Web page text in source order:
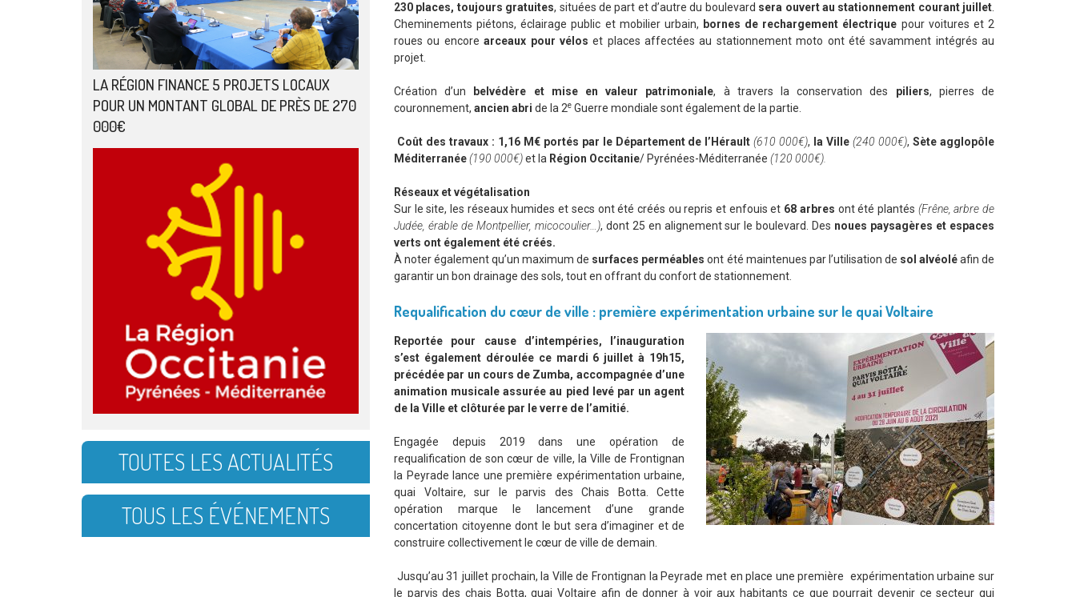
230 places, toujours gratuites, situées de part et d’autre du boulevard sera ouvert au stationnement courant juillet
Cheminements piétons, éclairage public et mobilier urbain, bornes de rechargement électrique pour voitures et 2
roues ou encorearceaux pour vélos et places affectées au stationnement moto ont été savamment intégrés au
projet.
Création d’un belvédère et mise en valeur patrimoniale, à travers la conservation des piliers, pierres de
couronnement, ancien abri de la 2e Guerre mondiale sont également de la partie.
Coût des travaux : 1,16 M€ portés par le Département de l’Hérault (610 000€), la Ville(240 000€),Sète agglopôle
Méditerranée(190 000€)et la Région Occitanie/ Pyrénées-Méditerranée (120 000€).
Réseaux et végétalisation
Sur le site, les réseaux humides et secs ont été créés ou repris et enfouis et 68 arbres ont été plantés (Frêne, arbre de
Judée, érable de Montpellier, micocoulier…), dont 25 en alignement sur le boulevard. Des noues paysagères et espaces
verts ont également été créés.
À noter également qu’un maximum de surfaces perméables ont été maintenues par l’utilisation de sol alvéoléafin de
garantir un bon drainage des sols, tout en offrant du confort de stationnement.
Requalification du cœur de ville : première expérimentation urbaine sur le quai Voltaire
Reportée pour cause d’intempéries, l’inauguration
s’est également déroulée ce mardi 6 juillet à 19h15,
précédée par un cours de Zumba, accompagnée d’une
animation musicale assurée au pied levé par un agent
de la Ville et clôturée par le verre de l’amitié.
Engagée depuis 2019 dans une opération de
requalification de son cœur de ville, la Ville de Frontignan
la Peyrade lance une première expérimentation urbaine,
quai Voltaire, sur le parvis des Chais Botta. Cette
opération marque le lancement d’une grande
concertation citoyenne dont le but sera d’imaginer et de
construire collectivement le cœur de ville de demain.
Jusqu’au 31 juillet prochain, la Ville de Frontignan la Peyrade met en place une première expérimentation urbaine sur
le parvis des chais Botta, quai Voltaire afin de donner à voir aux habitants ce que pourrait devenir ce secteur qui
LA RÉGION FINANCE 5 PROJETS LOCAUX
POUR UN MONTANT GLOBAL DE PRÈS DE 270
000€
TOUTES LES ACTUALITÉS
TOUS LES ÉVÉNEMENTS